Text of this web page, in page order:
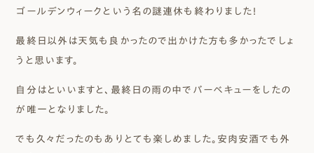
モデルハウスを見る
ファーストプランを試す
ゴールデンウィークという名の謎連休も終わりました！
最終日以外は天気も良かったので出かけた方も多かったでしょ
うと思います。
自分はといいますと、最終日の雨の中でバーベキューをしたの
が唯一となりました。
でも久々だったのもありとても楽しめました。安肉安酒でも外